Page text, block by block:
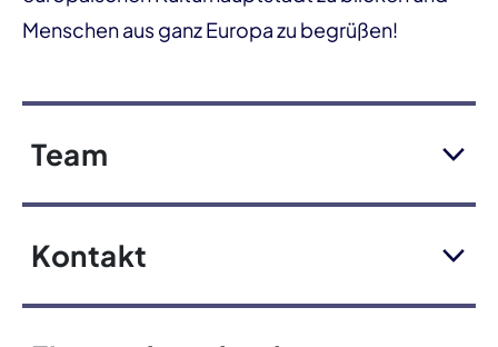
Menschen aus ganz Europa zu begrüßen!
Team
Kontakt